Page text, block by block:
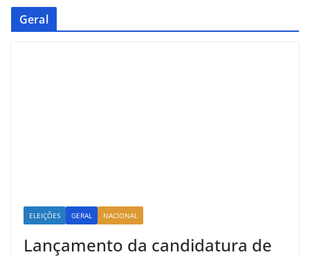
Geral
ELEIÇÕES GERAL NACIONAL
Lançamento da candidatura de